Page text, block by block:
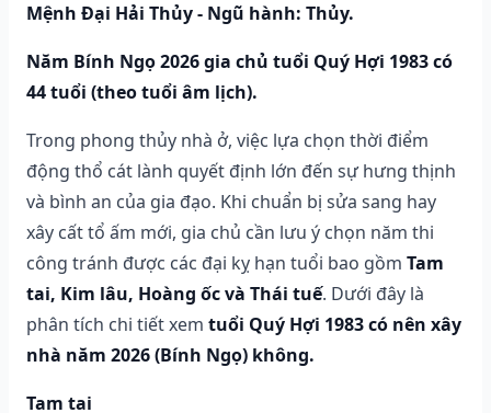
Mệnh Đại Hải Thủy - Ngũ hành: Thủy.
Năm Bính Ngọ 2026 gia chủ tuổi Quý Hợi 1983 có
44 tuổi (theo tuổi âm lịch).
Trong phong thủy nhà ở, việc lựa chọn thời điểm
động thổ cát lành quyết định lớn đến sự hưng thịnh
và bình an của gia đạo. Khi chuẩn bị sửa sang hay
xây cất tổ ấm mới, gia chủ cần lưu ý chọn năm thi
công tránh được các đại kỵ hạn tuổi bao gồm Tam
tai, Kim lâu, Hoàng ốc và Thái tuế. Dưới đây là
phân tích chi tiết xem tuổi Quý Hợi 1983 có nên xây
nhà năm 2026 (Bính Ngọ) không.
Tam tai